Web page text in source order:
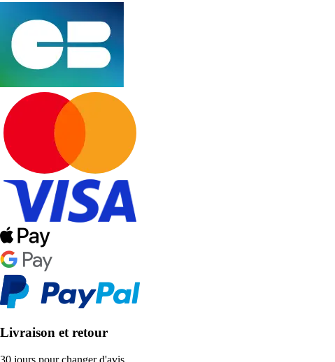
Livraison et retour
30 jours pour changer d'avis